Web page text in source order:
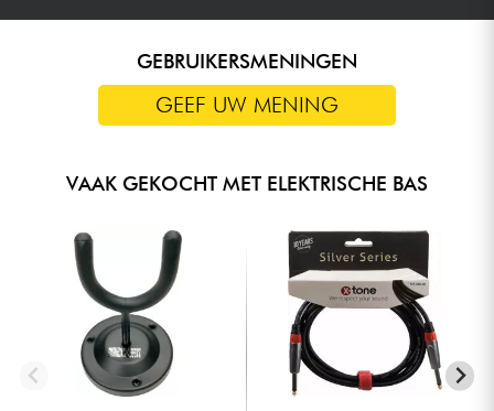
GEBRUIKERSMENINGEN
GEEF UW MENING
VAAK GEKOCHT MET ELEKTRISCHE BAS